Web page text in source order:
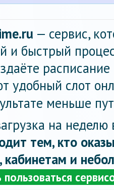
— сервис,
и быстрый
удобный слот
меньше
на неделю
тем, кто
кабинетам и
пользоваться